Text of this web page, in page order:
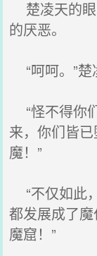
楚凌天的眼
的厌恶。
“呵呵。”楚
“怪不得你
来，你们皆
魔！”
“不仅如此
都发展成了
魔窟！”